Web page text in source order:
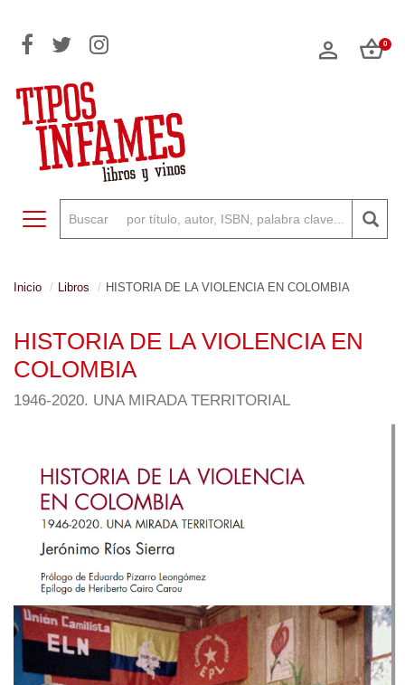
0
Toggle navigation
Inicio Libros HISTORIA DE LA VIOLENCIA EN COLOMBIA
HISTORIA DE LA VIOLENCIA EN
COLOMBIA
1946-2020. UNA MIRADA TERRITORIAL